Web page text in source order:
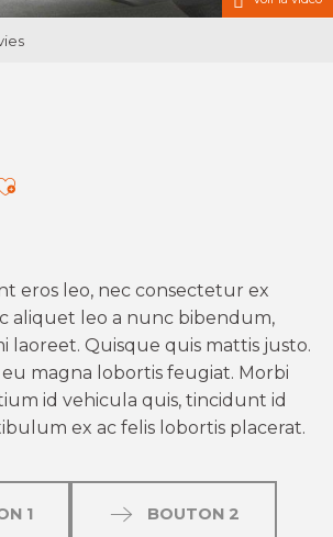
aux favoris
eros leo, nec consectetur ex
aliquet leo a nunc bibendum,
laoreet. Quisque quis mattis justo.
magna lobortis feugiat. Morbi
id vehicula quis, tincidunt id
ex ac felis lobortis placerat.
1 BOUTON 2